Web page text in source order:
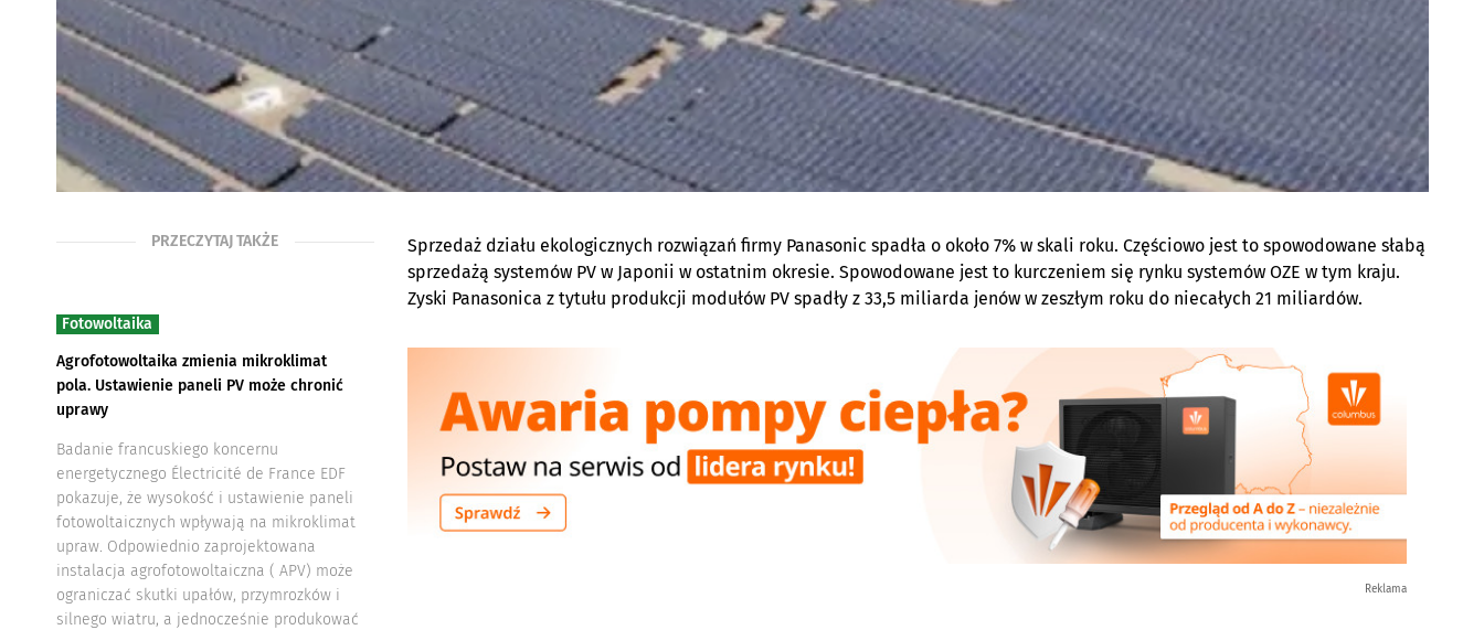
PRZECZYTAJ TAKŻE
Fotowoltaika
Agrofotowoltaika zmienia mikroklimat
pola. Ustawienie paneli PV może chronić
uprawy
Badanie francuskiego koncernu
energetycznego Électricité de France EDF
pokazuje, że wysokość i ustawienie paneli
fotowoltaicznych wpływają na mikroklimat
upraw. Odpowiednio zaprojektowana
instalacja agrofotowoltaiczna ( APV) może
ograniczać skutki upałów, przymrozków i
silnego wiatru, a jednocześnie produkować
Sprzedaż działu ekologicznych rozwiązań firmy Panasonic spadła o około 7% w skali roku. Częściowo jest to spowodowane słabą
sprzedażą systemów PV w Japonii w ostatnim okresie. Spowodowane jest to kurczeniem się rynku systemów OZE w tym kraju.
Zyski Panasonica z tytułu produkcji modułów PV spadły z 33,5 miliarda jenów w zeszłym roku do niecałych 21 miliardów.
Reklama